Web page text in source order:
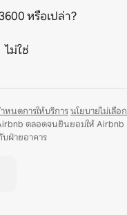
หรือเปล่า?
ไม่ใช่
หนดการให้บริการนโยบายไม่เลือก
ตลอดจนยินยอมให้ Airbnb
ฝ่ายอาคาร